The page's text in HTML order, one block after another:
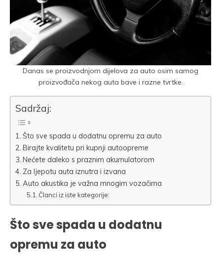
Danas se proizvodnjom dijelova za auto osim samog
proizvođača nekog auta bave i razne tvrtke.
Sadržaj:
Što sve spada u dodatnu opremu za auto
Birajte kvalitetu pri kupnji autoopreme
Nećete daleko s praznim akumulatorom
Za ljepotu auta iznutra i izvana
Auto akustika je važna mnogim vozačima
Članci iz iste kategorije:
Što sve spada u dodatnu
opremu za auto